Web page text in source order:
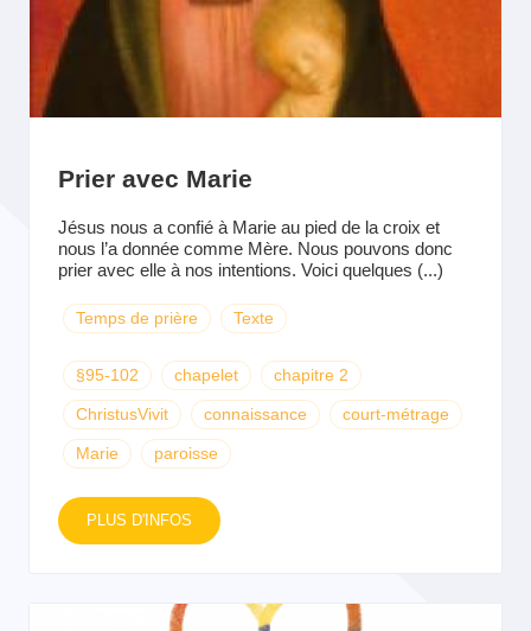
Prier avec Marie
Jésus nous a confié à Marie au pied de la croix et
nous l’a donnée comme Mère. Nous pouvons donc
prier avec elle à nos intentions. Voici quelques (...)
Temps de prière Texte
§95-102 chapelet chapitre 2
ChristusVivit connaissance court-métrage
Marie paroisse
PLUS D'INFOS